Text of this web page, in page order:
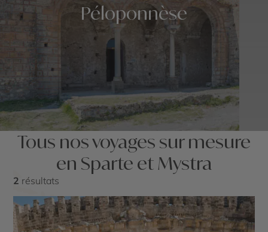
Péloponnèse
Tous nos voyages sur mesure
en Sparte et Mystra
2 résultats